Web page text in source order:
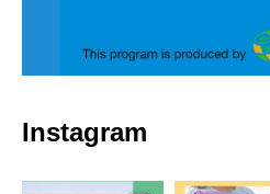
Instagram